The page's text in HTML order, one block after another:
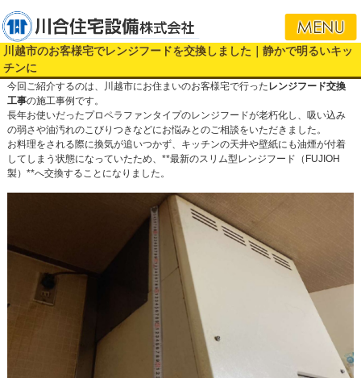
川越市のお客様宅でレンジフードを交換しました｜静かで明るいキッ
チンに
今回ご紹介するのは、川越市にお住まいのお客様宅で行ったレンジフード交換
工事の施工事例です。
長年お使いだったプロペラファンタイプのレンジフードが老朽化し、吸い込み
の弱さや油汚れのこびりつきなどにお悩みとのご相談をいただきました。
お料理をされる際に換気が追いつかず、キッチンの天井や壁紙にも油煙が付着
してしまう状態になっていたため、**最新のスリム型レンジフード（FUJIOH
製）**へ交換することになりました。